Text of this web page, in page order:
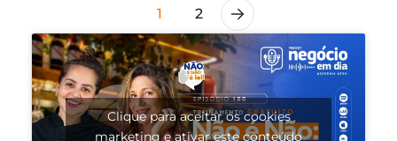
1 2
Clique para aceitar os cookies
marketing e ativar este conteúdo